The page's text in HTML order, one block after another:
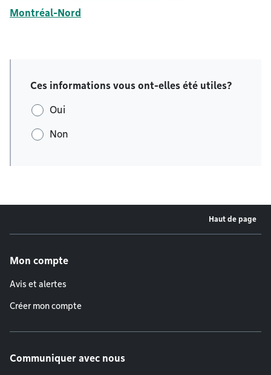
Montréal-Nord
Ces informations vous ont-elles été utiles?
Oui
Non
Haut de page
Mon compte
Avis et alertes
Créer mon compte
Communiquer avec nous